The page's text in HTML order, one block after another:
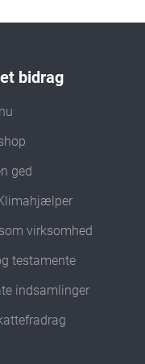
bidrag
ged
virksomhed
testamente
indsamlinger